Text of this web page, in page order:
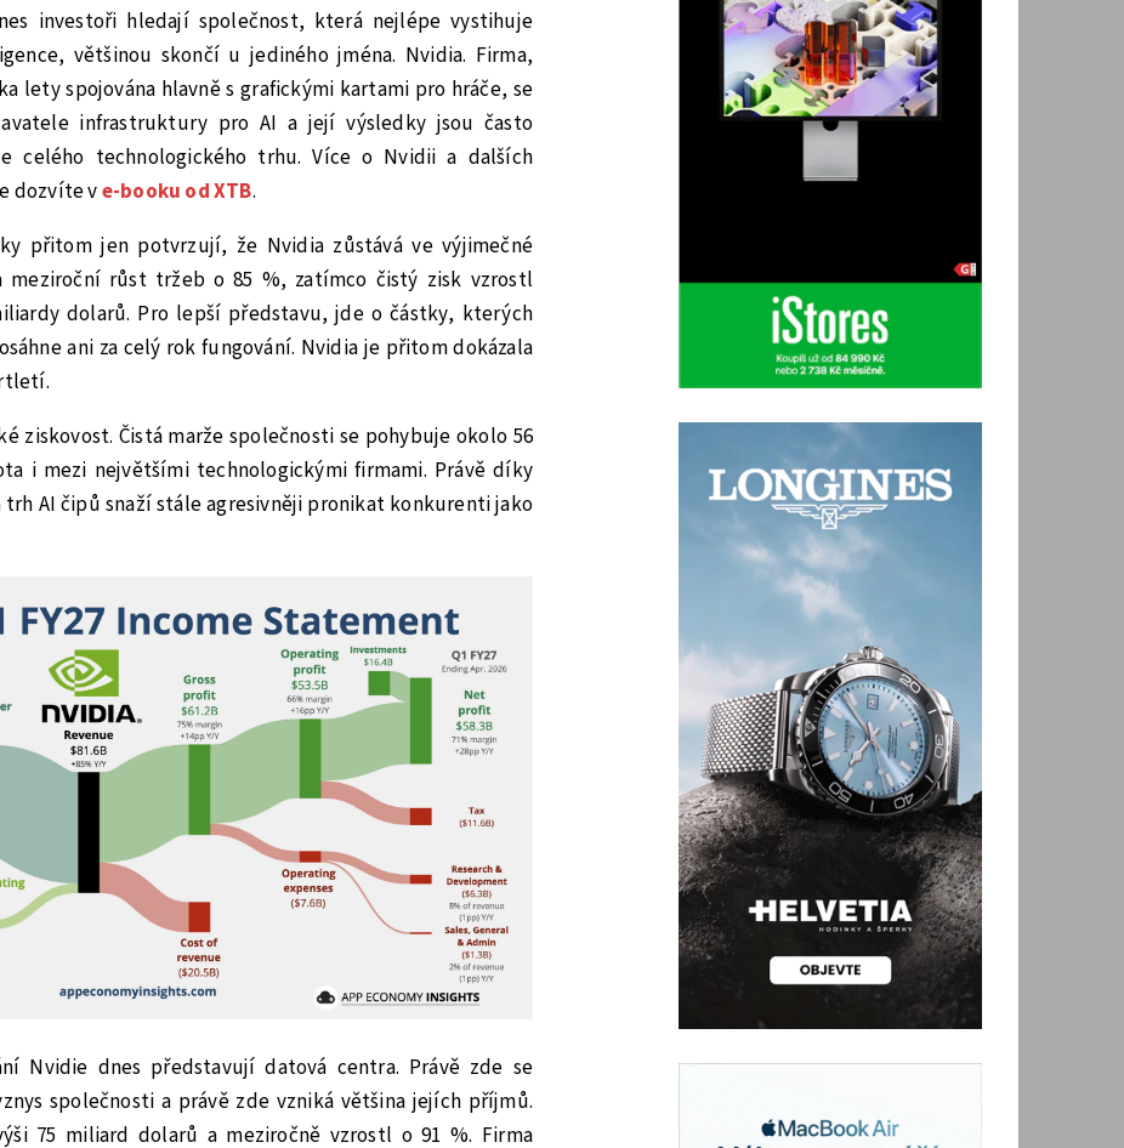
investoři hledají společnost, která nejlépe vystihuje
většinou skončí u jediného jména. Nvidia. Firma,
lety spojována hlavně s grafickými kartami pro hráče, se
infrastruktury pro AI a její výsledky jsou často
celého technologického trhu. Více o Nvidii a dalších
dozvíte ve-booku od XTB.
přitom jen potvrzují, že Nvidia zůstává ve výjimečné
meziroční růst tržeb o 85 %, zatímco čistý zisk vzrostl
dolarů. Pro lepší představu, jde o částky, kterých
ani za celý rok fungování. Nvidia je přitom dokázala
ziskovost. Čistá marže společnosti se pohybuje okolo 56
i mezi největšími technologickými firmami. Právě díky
AI čipů snaží stále agresivněji pronikat konkurenti jako
Nvidie dnes představují datová centra. Právě zde se
společnosti a právě zde vzniká většina jejích příjmů.
75 miliard dolarů a meziročně vzrostl o 91 %. Firma